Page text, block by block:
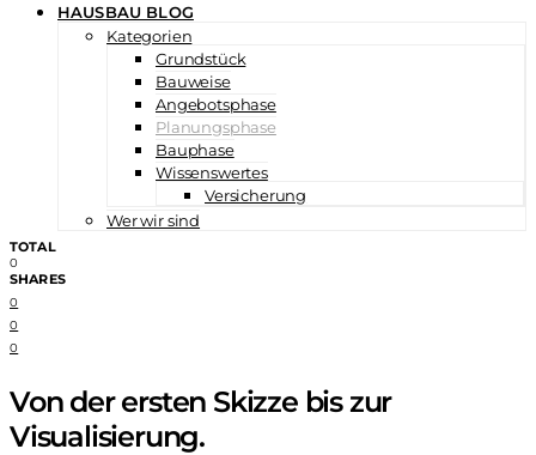
HAUSBAU BLOG
Kategorien
Grundstück
Bauweise
Angebotsphase
Planungsphase
Bauphase
Wissenswertes
Versicherung
Wer wir sind
TOTAL
0
SHARES
0
0
0
Von der ersten Skizze bis zur
Visualisierung.